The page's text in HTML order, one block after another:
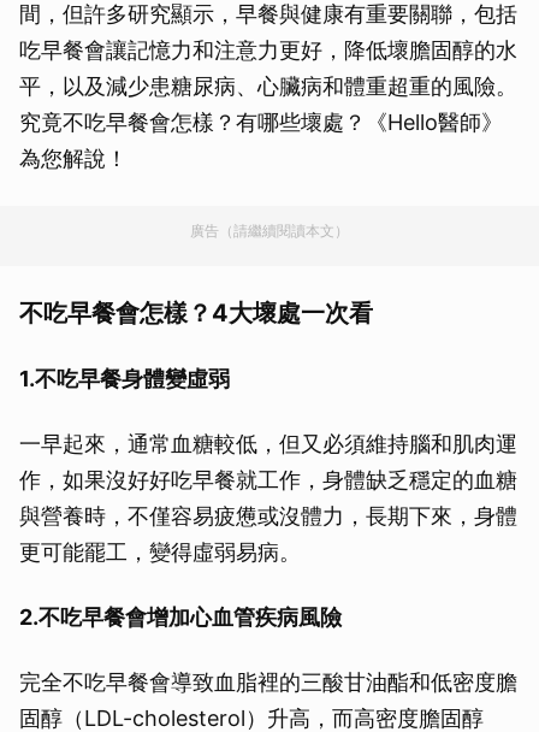
間，但許多研究顯示，早餐與健康有重要關聯，包括
吃早餐會讓記憶力和注意力更好，降低壞膽固醇的水
平，以及減少患糖尿病、心臟病和體重超重的風險。
究竟不吃早餐會怎樣？有哪些壞處？《Hello醫師》
為您解說！
廣告（請繼續閱讀本文）
不吃早餐會怎樣？4大壞處一次看
1.不吃早餐身體變虛弱
一早起來，通常血糖較低，但又必須維持腦和肌肉運
作，如果沒好好吃早餐就工作，身體缺乏穩定的血糖
與營養時，不僅容易疲憊或沒體力，長期下來，身體
更可能罷工，變得虛弱易病。
2.不吃早餐會增加心血管疾病風險
完全不吃早餐會導致血脂裡的三酸甘油酯和低密度膽
固醇（LDL-cholesterol）升高，而高密度膽固醇